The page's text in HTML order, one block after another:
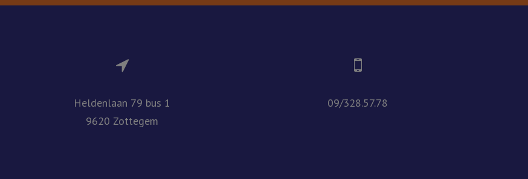
Heldenlaan 79 bus 1
9620 Zottegem
09/328.57.78